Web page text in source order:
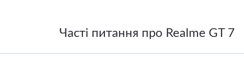
Часті питання про Realme GT 7